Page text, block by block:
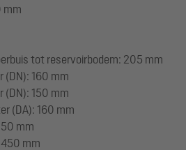
mm
tot reservoirbodem: 205 mm
(DN): 160 mm
(DN): 150 mm
(DA): 160 mm
mm
450 mm